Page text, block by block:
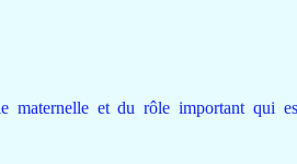
maternelle et du rôle important qui